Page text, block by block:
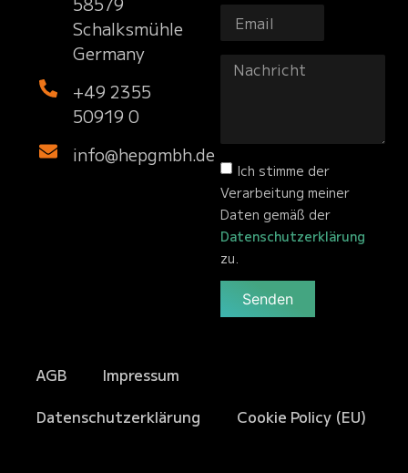
Schalksmühle
Germany
+49 2355
50919 0
info@hepgmbh.de
Ich stimme der
Verarbeitung meiner
Daten gemäß der
Datenschutzerklärung
zu.
Senden
AGB
Impressum
Datenschutzerklärung
Cookie Policy (EU)